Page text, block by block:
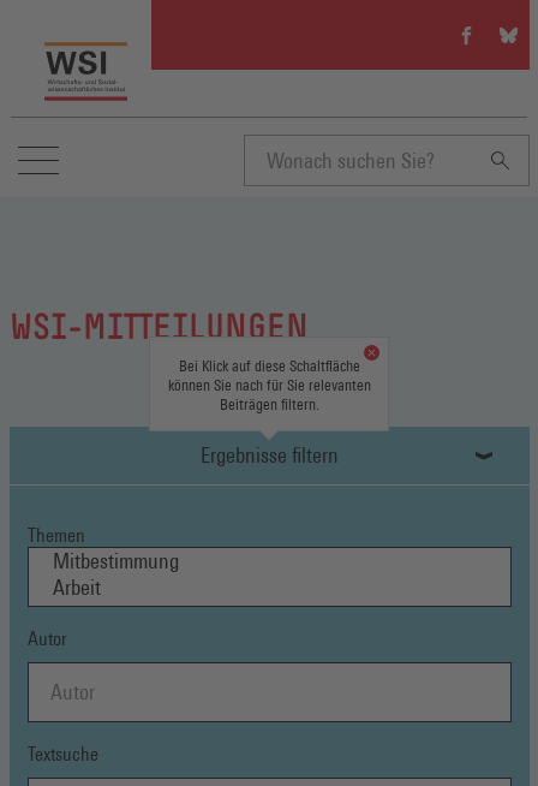
WSI
auf
(Öffnet
in
einem
neuen
WSI
auf
in
WSI-MITTEILUNGEN
Ergebnisse filtern
Bei Klick auf diese Schaltfläche
können Sie nach für Sie relevanten
Beiträgen filtern.
Themen
Autor
Textsuche